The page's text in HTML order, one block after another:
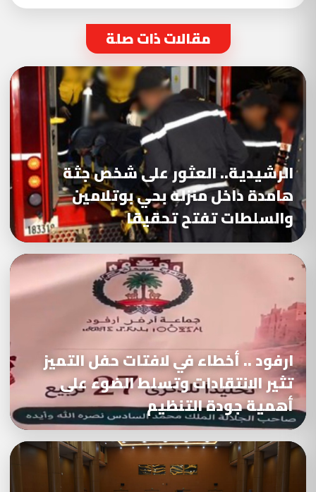
مقالات ذات صلة
الرشيدية.. العثور على شخص جثة
هامدة داخل منزله بحي بوتلامين
والسلطات تفتح تحقيقا
ارفود .. أخطاء في لافتات حفل التميز
تثير الانتقادات وتسلط الضوء على
أهمية جودة التنظيم